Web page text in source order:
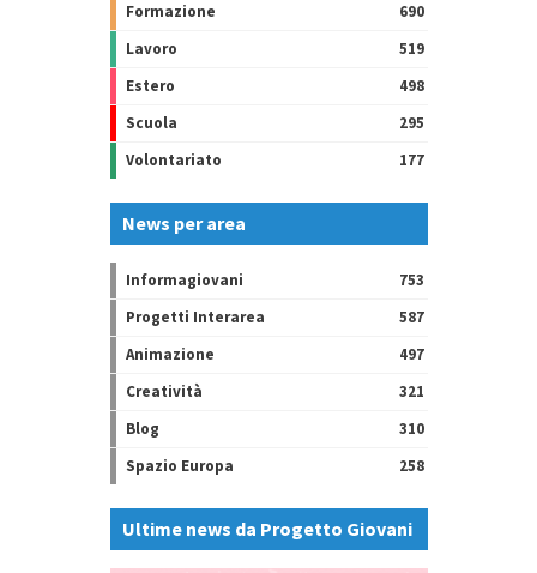
Formazione
690
Lavoro
519
Estero
498
Scuola
295
Volontariato
177
News per area
Informagiovani
753
Progetti Interarea
587
Animazione
497
Creatività
321
Blog
310
Spazio Europa
258
Ultime news da Progetto Giovani